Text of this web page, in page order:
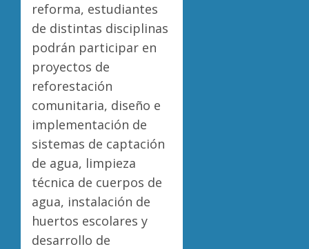
reforma, estudiantes
de distintas disciplinas
podrán participar en
proyectos de
reforestación
comunitaria, diseño e
implementación de
sistemas de captación
de agua, limpieza
técnica de cuerpos de
agua, instalación de
huertos escolares y
desarrollo de